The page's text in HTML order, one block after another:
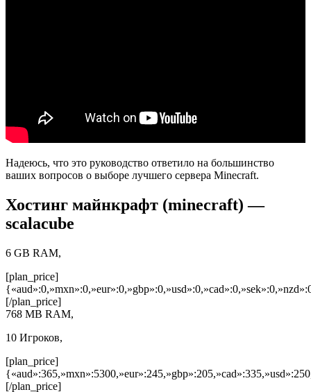
Надеюсь, что это руководство ответило на большинство
ваших вопросов о выборе лучшего сервера Minecraft.
Хостинг майнкрафт (minecraft) —
scalacube
6 GB RAM,
[plan_price]
[/plan_price]
768 MB RAM,
10 Игроков,
[plan_price]
[/plan_price]